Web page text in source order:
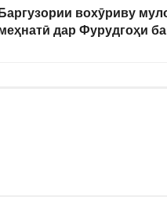
вохӯриву
дар Фурудгоҳи